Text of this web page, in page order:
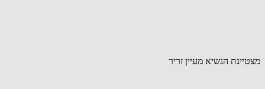
מצטיינת הנשיא מעיין זריר